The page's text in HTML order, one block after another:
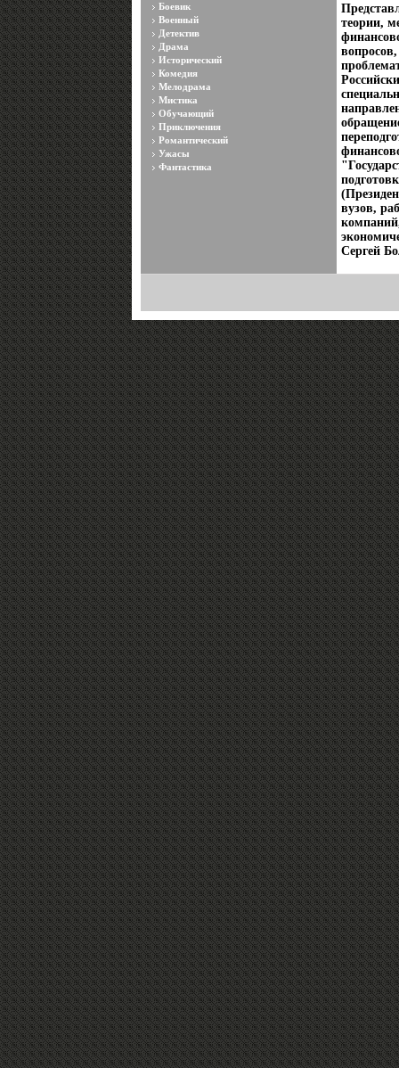
Боевик
Военный
Детектив
Драма
Исторический
Комедия
Мелодрама
Мистика
Обучающий
Приключения
Романтический
Ужасы
Фантастика
теории,
вузов,
Сергей